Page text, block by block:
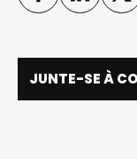
JUNTE-SE À